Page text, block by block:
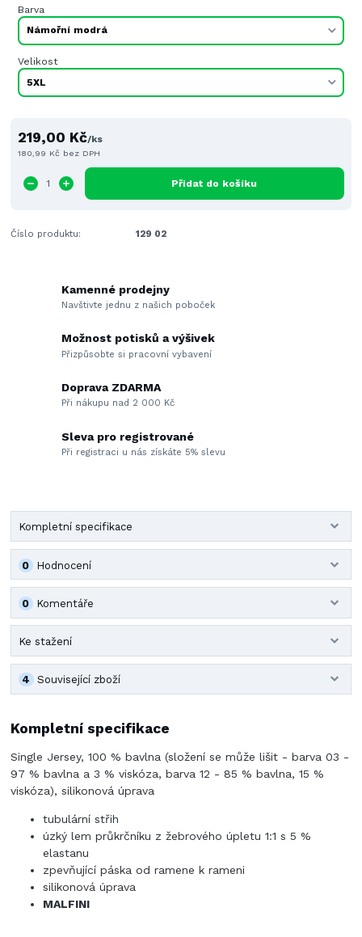
Barva
Velikost
219,00 Kč/ks
180,99 Kč bez DPH
Přidat do košíku
Číslo produktu: 129 02
Kamenné prodejny
Navštivte jednu z našich poboček
Možnost potisků a výšivek
Přizpůsobte si pracovní vybavení
Doprava ZDARMA
Při nákupu nad 2 000 Kč
Sleva pro registrované
Při registraci u nás získáte 5% slevu
Kompletní specifikace
Hodnocení
0
Komentáře
0
Ke stažení
Související zboží
4
Kompletní specifikace
Single Jersey, 100 % bavlna (složení se může lišit - barva 03 -
97 % bavlna a 3 % viskóza, barva 12 - 85 % bavlna, 15 %
viskóza), silikonová úprava
tubulární střih
úzký lem průkrčníku z žebrového úpletu 1:1 s 5 %
elastanu
zpevňující páska od ramene k rameni
silikonová úprava
MALFINI